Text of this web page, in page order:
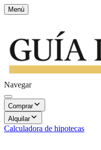
Menú
Navegar
Comprar
Alquilar
Calculadora de hipotecas